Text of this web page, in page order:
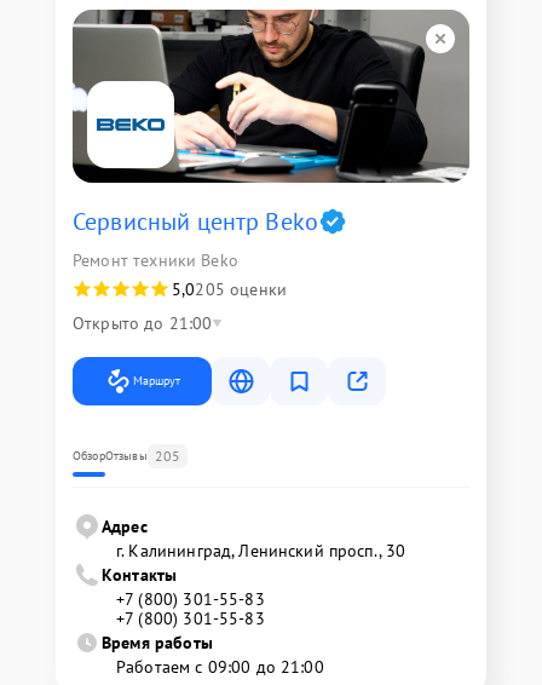
Сервисный центр Beko
Ремонт техники Beko
5,0205 оценки
Открыто до 21:00
Маршрут
ОбзорОтзывы 205
Адрес
г. Калининград, Ленинский просп., 30
Контакты
+7 (800) 301-55-83
+7 (800) 301-55-83
Время работы
Работаем с 09:00 до 21:00